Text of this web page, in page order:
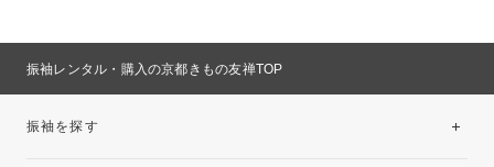
振袖レンタル・購入の京都きもの友禅TOP
振袖を探す